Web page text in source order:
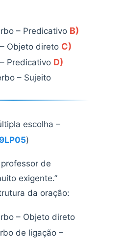
– Predicativo B)
Objeto direto C)
Predicativo D)
– Sujeito
escolha –
)
de
exigente.”
da oração:
– Objeto direto
de ligação –